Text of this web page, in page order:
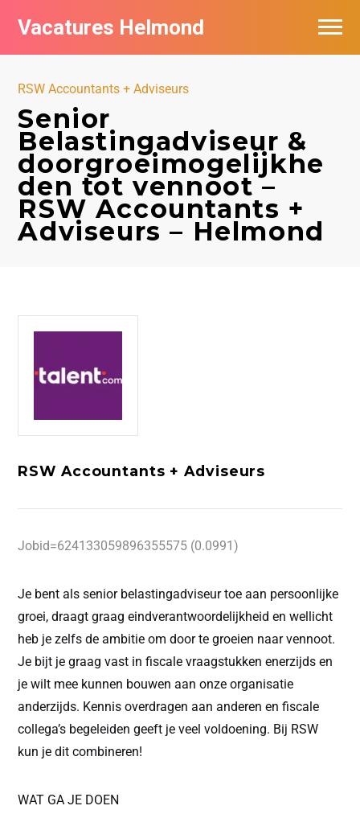
Vacatures Helmond
RSW Accountants + Adviseurs
Senior
Belastingadviseur &
doorgroeimogelijkhe
den tot vennoot –
RSW Accountants +
Adviseurs – Helmond
RSW Accountants + Adviseurs
Jobid=624133059896355575 (0.0991)
Je bent als senior belastingadviseur toe aan persoonlijke
groei, draagt graag eindverantwoordelijkheid en wellicht
heb je zelfs de ambitie om door te groeien naar vennoot.
Je bijt je graag vast in fiscale vraagstukken enerzijds en
je wilt mee kunnen bouwen aan onze organisatie
anderzijds. Kennis overdragen aan anderen en fiscale
collega’s begeleiden geeft je veel voldoening. Bij RSW
kun je dit combineren!
WAT GA JE DOEN
Vacatures bij bedrijven in Helmond